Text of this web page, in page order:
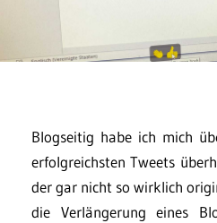
Blogseitig habe ich mich
erfolgreichsten Tweets
der gar nicht so wirklich
die Verlängerung eines